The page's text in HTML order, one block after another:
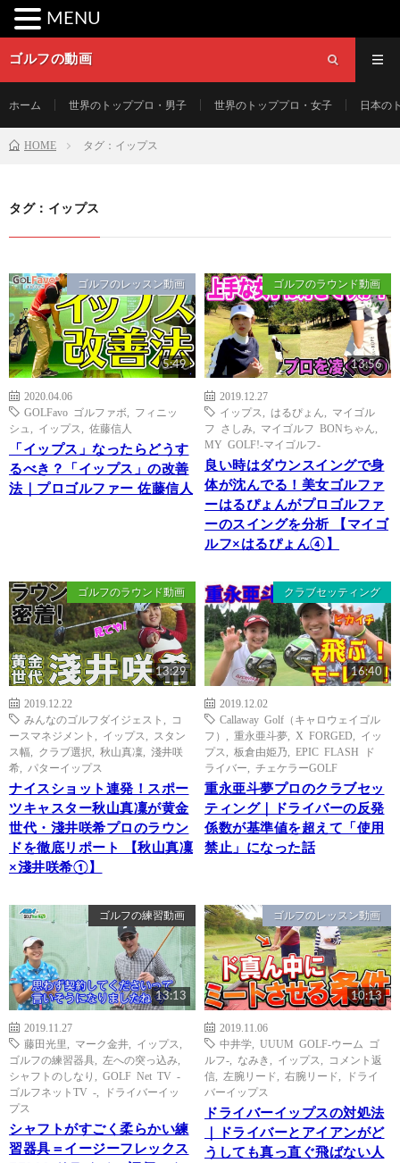
ゴルフの動画
ホーム 世界のトッププロ・男子 世界のトッププロ・女子 日本の
HOME タグ：イップス
タグ：イップス
ゴルフのレッスン動画
5:49
2020.04.06
GOLFavo ゴルファボ
フィニッ
シュ
イップス 佐藤信人
「イップス」なったらどうす
るべき？「イップス」の改善
法｜プロゴルファー 佐藤信人
ゴルフのラウンド動画
13:56
2019.12.27
イップス
はるぴょん
マイゴル
フ さしみ
マイゴルフ BONちゃん
MY GOLF!-マイゴルフ-
良い時はダウンスイングで身
体が沈んでる！美女ゴルファ
ーはるぴょんがプロゴルファ
ーのスイングを分析 【マイゴ
ルフ×はるぴょん④】
ゴルフのラウンド動画
13:29
2019.12.22
みんなのゴルフダイジェスト
コ
ースマネジメント
イップス
スタン
ス幅
クラブ選択 秋山真凜
淺井咲
希
パターイップス
ナイスショット連発！スポー
ツキャスター秋山真凜が黄金
世代・淺井咲希プロのラウン
ドを徹底リポート 【秋山真凜
×淺井咲希①】
クラブセッティング
16:40
2019.12.02
Callaway Golf（キャロウェイゴル
フ）
重永亜斗夢 X FORGED
イッ
プス
板倉由姫乃
EPIC FLASH ド
ライバー
チェケラーGOLF
重永亜斗夢プロのクラブセッ
ティング｜ドライバーの反発
係数が基準値を超えて「使用
禁止」になった話
ゴルフの練習動画
13:13
2019.11.27
藤田光里
マーク金井 イップス
ゴルフの練習器具
左への突っ込み
シャフトのしなり
GOLF Net TV -
ゴルフネットTV -
ドライバーイッ
プス
シャフトがすごく柔らかい練
習器具＝イージーフレックス
ゴルフのレッスン動画
10:13
2019.11.06
中井学
UUUM GOLF-ウーム ゴ
ルフ-
なみき イップス
コメント返
信
左腕リード 右腕リード
ドライ
バーイップス
ドライバーイップスの対処法
｜ドライバーとアイアンがど
うしても真っ直ぐ飛ばない人
MENU